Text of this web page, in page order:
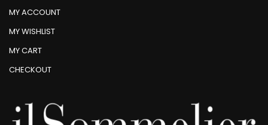
MY ACCOUNT
MY WISHLIST
MY CART
CHECKOUT